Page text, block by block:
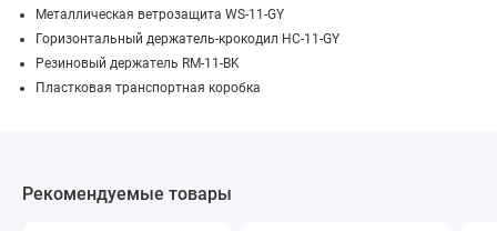
Металлическая ветрозащита WS-11-GY
Горизонтальный держатель-крокодил HC-11-GY
Резиновый держатель RM-11-BK
Пластковая транспортная коробка
Рекомендуемые товары